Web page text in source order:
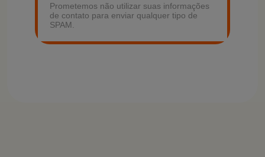
Prometemos não utilizar suas informações
de contato para enviar qualquer tipo de
SPAM.